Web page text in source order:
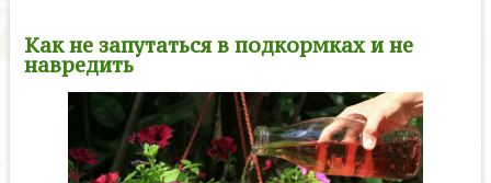
Как не запутаться в подкормках и не
навредить